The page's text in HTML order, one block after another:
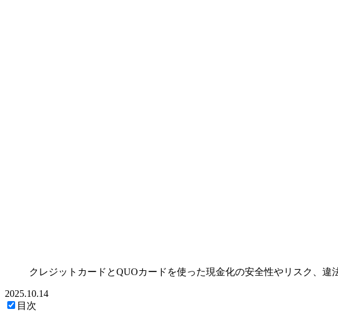
クレジットカードとQUOカードを使った現金化の安全性やリスク、
2025.10.14
目次